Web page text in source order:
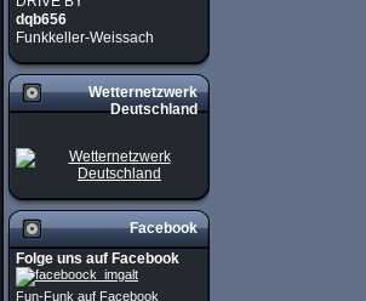
dqb656
Funkkeller-Weissach
Wetternetzwerk
Deutschland
Facebook
Folge uns auf Facebook
Fun-Funk auf Facebook